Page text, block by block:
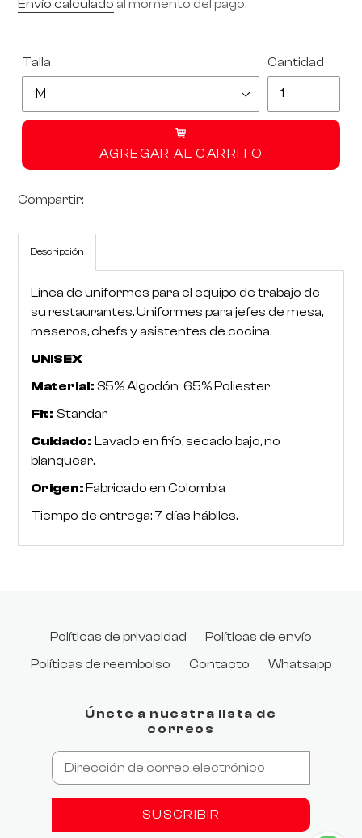
Envío calculado al momento del pago.
Talla Cantidad
AGREGAR AL CARRITO
Compartir:
Descripción
Línea de uniformes para el equipo de trabajo de
su restaurantes. Uniformes para jefes de mesa,
meseros, chefs y asistentes de cocina.
UNISEX
Material: 35% Algodón 65% Poliester
Fit: Standar
Cuidado: Lavado en frío, secado bajo, no
blanquear.
Origen:Fabricado en Colombia
Tiempo de entrega: 7 días hábiles.
Políticas de privacidad
Políticas de envío
Políticas de reembolso
Contacto Whatsapp
Únete a nuestra lista de
correos
SUSCRIBIR